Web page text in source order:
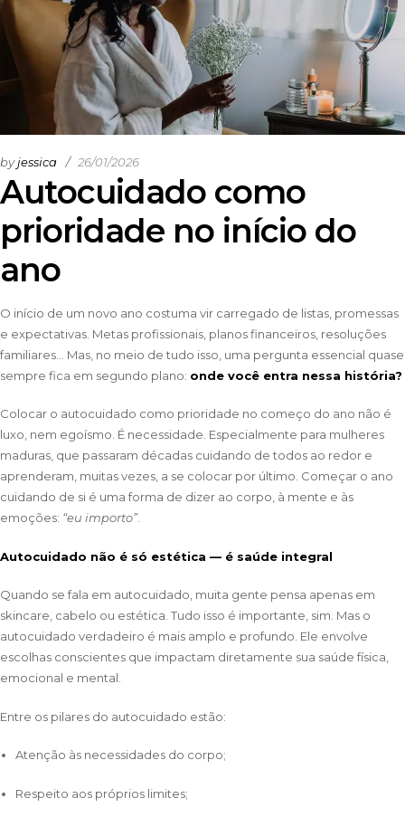
Autocuidado como
prioridade no início do
ano
byjessica 26/01/2026
O início de um novo ano costuma vir carregado de listas, promessas
e expectativas. Metas profissionais, planos financeiros, resoluções
familiares… Mas, no meio de tudo isso, uma pergunta essencial quase
sempre fica em segundo plano: onde você entra nessa história?
Colocar o autocuidado como prioridade no começo do ano não é
luxo, nem egoísmo. É necessidade. Especialmente para mulheres
maduras, que passaram décadas cuidando de todos ao redor e
aprenderam, muitas vezes, a se colocar por último. Começar o ano
cuidando de si é uma forma de dizer ao corpo, à mente e às
emoções: “eu importo”.
Autocuidado não é só estética — é saúde integral
Quando se fala em autocuidado, muita gente pensa apenas em
skincare, cabelo ou estética. Tudo isso é importante, sim. Mas o
autocuidado verdadeiro é mais amplo e profundo. Ele envolve
escolhas conscientes que impactam diretamente sua saúde física,
emocional e mental.
Entre os pilares do autocuidado estão:
Atenção às necessidades do corpo;
Respeito aos próprios limites;